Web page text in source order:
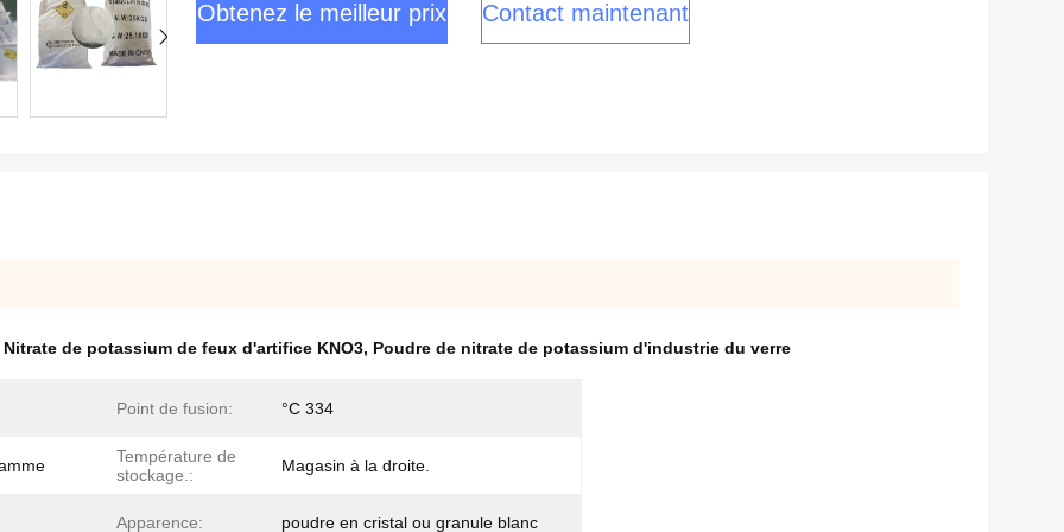
Obtenez le meilleur prix Contact maintenant
Nitrate de potassium de feux d'artifice KNO3, Poudre de nitrate de potassium d'industrie du verre
Point de fusion: °C 334
Température de
stockage.:
Magasin à la droite.
Apparence: poudre en cristal ou granule blanc